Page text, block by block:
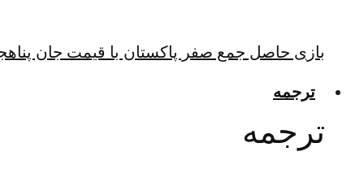
بازی حاصل جمع صفر پاکستان با قیمت جان
ترجمه
ترجمه